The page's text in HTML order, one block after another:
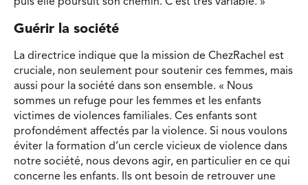
puis elle poursuit son chemin. C’est très variable. »
Guérir la société
La directrice indique que la mission de ChezRachel est
cruciale, non seulement pour soutenir ces femmes, mais
aussi pour la société dans son ensemble. « Nous
sommes un refuge pour les femmes et les enfants
victimes de violences familiales. Ces enfants sont
profondément affectés par la violence. Si nous voulons
éviter la formation d’un cercle vicieux de violence dans
notre société, nous devons agir, en particulier en ce qui
concerne les enfants. Ils ont besoin de retrouver une